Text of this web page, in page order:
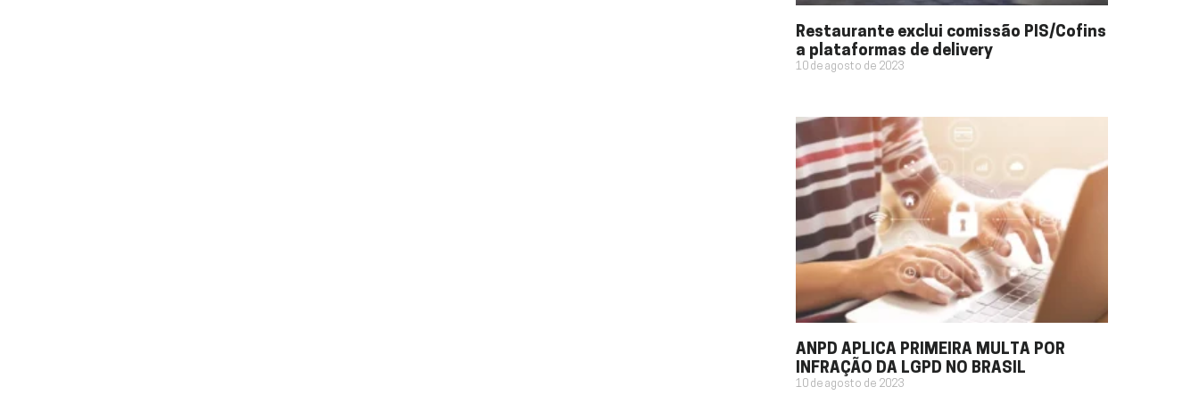
Restaurante exclui comissão PIS/Cofins
a plataformas de delivery
10 de agosto de 2023
ANPD APLICA PRIMEIRA MULTA POR
INFRAÇÃO DA LGPD NO BRASIL
10 de agosto de 2023